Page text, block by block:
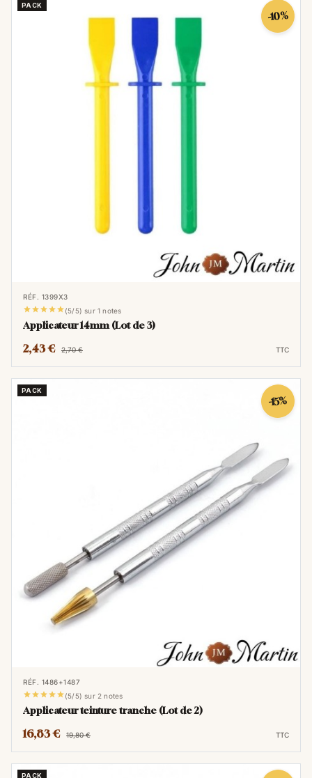
PACK
-10%
RÉF. 1399X3
(5/5) sur 1 notes
Applicateur 14mm (Lot de 3)
2,43 € 2,70 € TTC
PACK
-15%
RÉF. 1486+1487
(5/5) sur 2 notes
Applicateur teinture tranche (Lot de 2)
16,83 € 19,80 € TTC
PACK